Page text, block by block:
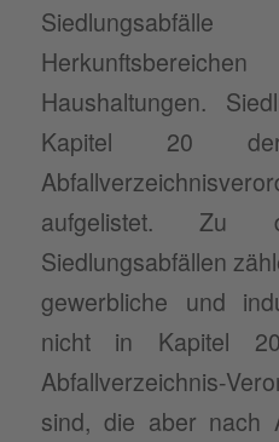
Haushaltungen.
Kapitel 20
aufgelistet. Zu
Siedlungsabfällen
gewerbliche und
nicht in Kapitel
Abfallverzeichnis-
sind, die aber nach